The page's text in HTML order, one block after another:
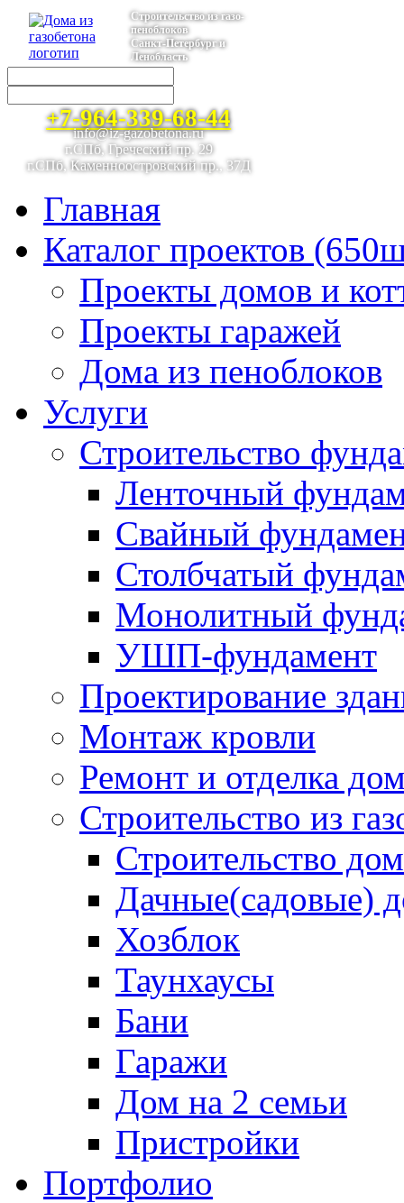
Строительство из газо-
пеноблоков
Санкт-Петербург и
Ленобласть
+7-964-339-68-44
info@iz-gazobetona.ru
г.СПб, Греческий пр. 29
г.СПб, Каменноостровский пр., 37Д
Главная
Каталог проектов
Проекты домов и
Проекты гаражей
Дома из пеноблоков
Услуги
Строительство
Ленточный
Свайный
Столбчатый
Монолитный
УШП-фундамент
Проектирование
Монтаж кровли
Ремонт и отделка
Строительство из
Строительство
Дачные(садовые)
Хозблок
Таунхаусы
Бани
Гаражи
Дом на 2 семьи
Пристройки
Портфолио